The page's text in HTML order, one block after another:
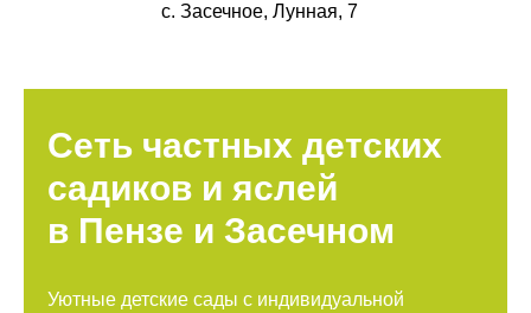
с. Засечное, Лунная, 7
Сеть частных детских
садиков и яслей
в Пензе и Засечном
Уютные детские сады с индивидуальной